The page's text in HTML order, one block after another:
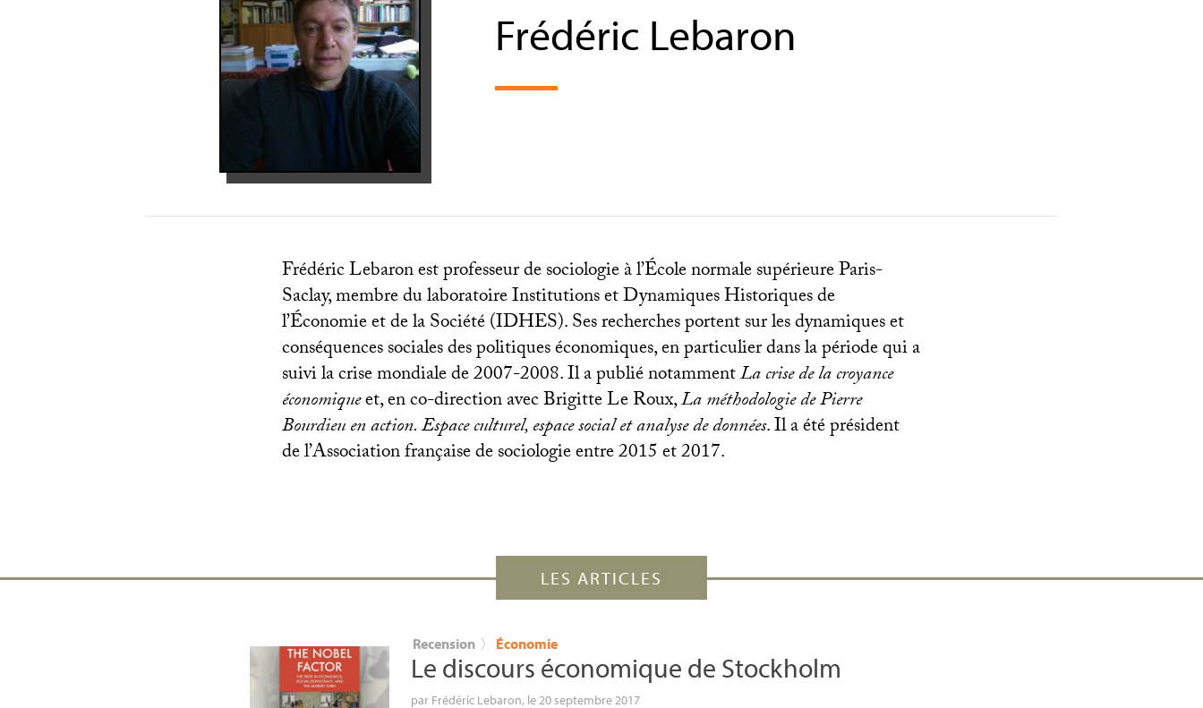
Frédéric Lebaron
Frédéric Lebaron est professeur de sociologie à l’École normale supérieure Paris-
Saclay, membre du laboratoire Institutions et Dynamiques Historiques de
l’Économie et de la Société (IDHES). Ses recherches portent sur les dynamiques et
conséquences sociales des politiques économiques, en particulier dans la période qui a
suivi la crise mondiale de 2007-2008. Il a publié notammentLa crise de la croyance
économiqueet, en co-direction avec Brigitte Le Roux,La méthodologie de Pierre
Bourdieu en action. Espace culturel, espace social et analyse de données. Il a été président
de l’Association française de sociologie entre 2015 et 2017.
LES ARTICLES
Recension 〉 Économie
Le discours économique de Stockholm
par Frédéric Lebaron, le 20 septembre 2017